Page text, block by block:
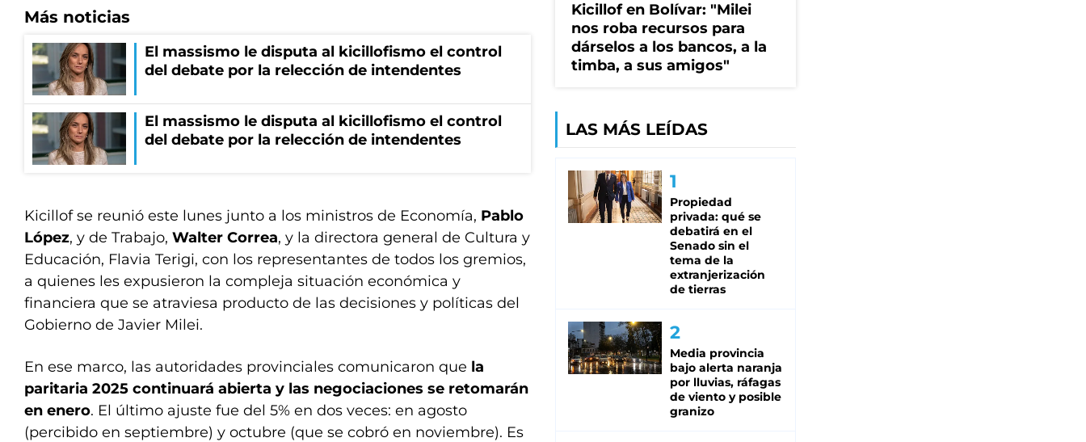
Más noticias
El massismo le disputa al kicillofismo el control
del debate por la relección de intendentes
El massismo le disputa al kicillofismo el control
del debate por la relección de intendentes
Kicillof se reunió este lunes junto a los ministros de Economía, Pablo
López, y de Trabajo, Walter Correa, y la directora general de Cultura y
Educación, Flavia Terigi, con los representantes de todos los gremios,
a quienes les expusieron la compleja situación económica y
financiera que se atraviesa producto de las decisiones y políticas del
Gobierno de Javier Milei.
En ese marco, las autoridades provinciales comunicaron que la
paritaria 2025 continuará abierta y las negociaciones se retomarán
en enero. El último ajuste fue del 5% en dos veces: en agosto
(percibido en septiembre) y octubre (que se cobró en noviembre). Es
Kicillof en Bolívar: "Milei
nos roba recursos para
dárselos a los bancos, a la
timba, a sus amigos"
LAS MÁS LEÍDAS
Propiedad
privada: qué se
debatirá en el
Senado sin el
tema de la
extranjerización
de tierras
Media provincia
bajo alerta naranja
por lluvias, ráfagas
de viento y posible
granizo